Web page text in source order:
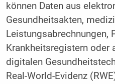
können Daten aus
Gesundheitsakten,
Leistungsabrechnungen,
Krankheitsregistern oder
digitalen
Real-World-Evidenz